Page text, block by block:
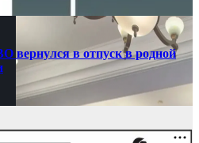
вернулся в отпуск в родной